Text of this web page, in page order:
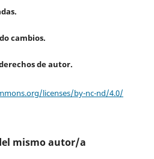
cambios.
de autor.
licenses/by-nc-nd/4.0/
mismo autor/a